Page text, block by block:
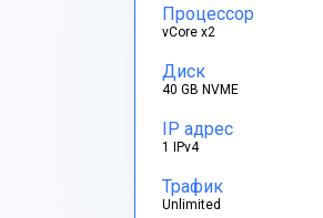
Процессор
vCore x2
Диск
40 GB NVME
IP адрес
1 IPv4
Трафик
Unlimited